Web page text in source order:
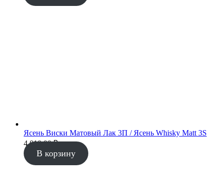
Ясень Виски Матовый Лак 3П / Ясень Whisky Matt 3S
4 010.00₽
В корзину